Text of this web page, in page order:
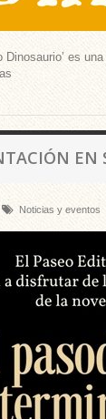
Dinosaurio’ es
EN
Noticias y eventos